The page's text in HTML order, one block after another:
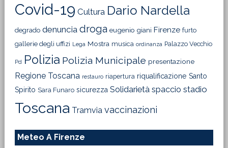
Covid-19 Cultura Dario Nardella
degrado denuncia droga eugenio giani Firenze furto
gallerie degli uffizi Lega Mostra musica ordinanza Palazzo Vecchio
Pd Polizia Polizia Municipale presentazione
Regione Toscana restauro riapertura riqualificazione Santo
Spirito Sara Funaro sicurezza Solidarietà spaccio stadio
Toscana Tramvia vaccinazioni
Meteo A Firenze